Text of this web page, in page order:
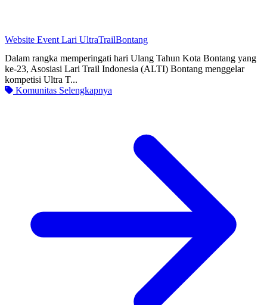
Website Event Lari UltraTrailBontang
Dalam rangka memperingati hari Ulang Tahun Kota Bontang yang
ke-23, Asosiasi Lari Trail Indonesia (ALTI) Bontang menggelar
kompetisi Ultra T...
Komunitas Selengkapnya